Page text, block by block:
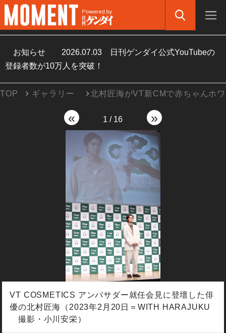
お知らせ 2026.07.03
日刊ゲンダイ公式YouTubeの
登録者数が10万人を突破！
TOP ギャラリー 北村匠海がVT新CMで赤ちゃんホ
«
VT COSMETICS アンバサダー就任会見に登壇した俳
優の北村匠海（2023年2月20日＝WITH HARAJUKU
撮影・小川安栄）
»
1 / 16